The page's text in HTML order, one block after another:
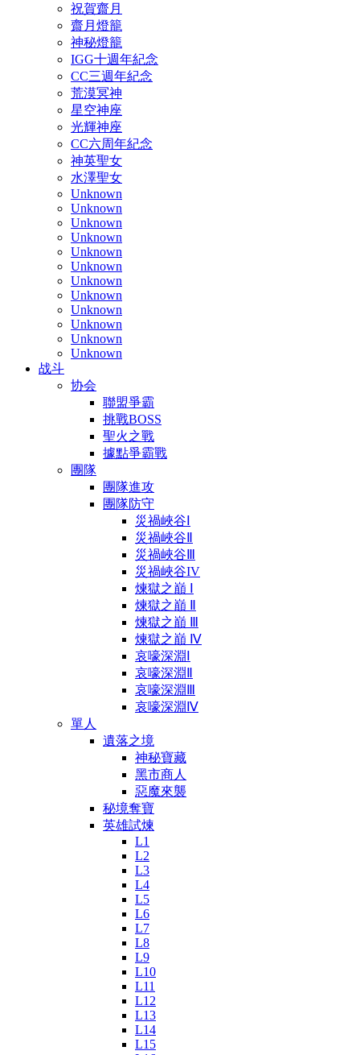
祝賀齋月
齋月燈籠
神秘燈籠
IGG十週年紀念
CC三週年紀念
荒漠冥神
星空神座
光輝神座
CC六周年紀念
神英聖女
水澤聖女
Unknown
Unknown
Unknown
Unknown
Unknown
Unknown
Unknown
Unknown
Unknown
Unknown
Unknown
Unknown
战斗
协会
聯盟爭霸
挑戰BOSS
聖火之戰
據點爭霸戰
團隊
團隊進攻
團隊防守
災禍峽谷Ⅰ
災禍峽谷Ⅱ
災禍峽谷Ⅲ
災禍峽谷IV
煉獄之巔 Ⅰ
煉獄之巔 Ⅱ
煉獄之巔 Ⅲ
煉獄之巔 Ⅳ
哀嚎深淵Ⅰ
哀嚎深淵Ⅱ
哀嚎深淵Ⅲ
哀嚎深淵Ⅳ
單人
遺落之境
神秘寶藏
黑市商人
惡魔來襲
秘境奪寶
英雄試煉
L1
L2
L3
L4
L5
L6
L7
L8
L9
L10
L11
L12
L13
L14
L15